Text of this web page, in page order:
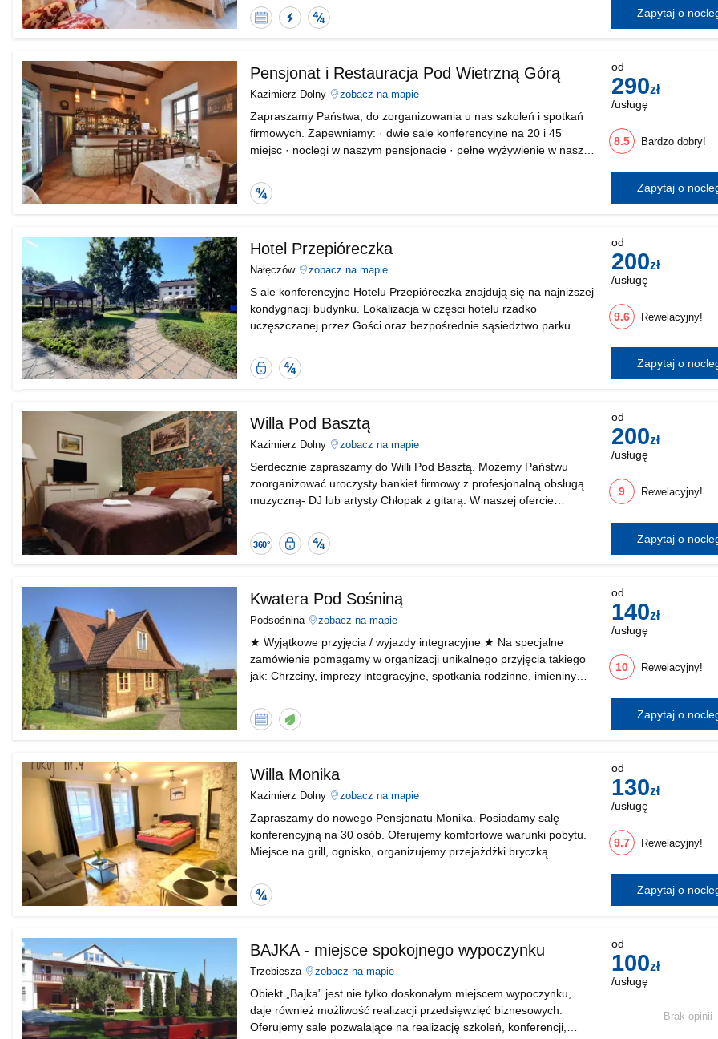
Zapytaj o
zapytania z podaniem
KalendarzBłyskawicznie
Sprawdzony
od
290zł
/usługę
8.5 Bardzo dobry!
Zapytaj o
Pensjonat i Restauracja Pod Wietrzną Górą
Kazimierz Dolny zobacz na mapie
Zapraszamy Państwa, do zorganizowania u nas szkoleń i spotkań
firmowych. Zapewniamy: · dwie sale konferencyjne na 20 i 45
miejsc · noclegi w naszym pensjonacie · pełne wyżywienie w naszej
Sprawdzony
od
200zł
/usługę
9.6 Rewelacyjny!
Zapytaj o
Hotel Przepióreczka
Nałęczów zobacz na mapie
S ale konferencyjne Hotelu Przepióreczka znajdują się na najniższej
kondygnacji budynku. Lokalizacja w części hotelu rzadko
uczęszczanej przez Gości oraz bezpośrednie sąsiedztwo parku
BezpiecznaSprawdzony
od
200zł
/usługę
9 Rewelacyjny!
Zapytaj o
Willa Pod Basztą
Kazimierz Dolny zobacz na mapie
Serdecznie zapraszamy do Willi Pod Basztą. Możemy Państwu
zoorganizować uroczysty bankiet firmowy z profesjonalną obsługą
muzyczną- DJ lub artysty Chłopak z gitarą. W naszej ofercie
WirtualnyBezpiecznaSprawdzony
od
140zł
/usługę
10 Rewelacyjny!
Zapytaj o
Kwatera Pod Sośniną
Podsośnina zobacz na mapie
★ Wyjątkowe przyjęcia / wyjazdy integracyjne ★ Na specjalne
zamówienie pomagamy w organizacji unikalnego przyjęcia takiego
jak: Chrzciny, imprezy integracyjne, spotkania rodzinne, imieniny
Kalendarz
Obiekt
od
130zł
/usługę
9.7 Rewelacyjny!
Zapytaj o
Willa Monika
Kazimierz Dolny zobacz na mapie
Zapraszamy do nowego Pensjonatu Monika. Posiadamy salę
konferencyjną na 30 osób. Oferujemy komfortowe warunki pobytu.
Miejsce na grill, ognisko, organizujemy przejażdżki bryczką.
Sprawdzony
od
100zł
/usługę
Brak opinii
BAJKA - miejsce spokojnego wypoczynku
Trzebiesza zobacz na mapie
Obiekt „Bajka” jest nie tylko doskonałym miejscem wypoczynku,
daje również możliwość realizacji przedsięwzięć biznesowych.
Oferujemy sale pozwalające na realizację szkoleń, konferencji,